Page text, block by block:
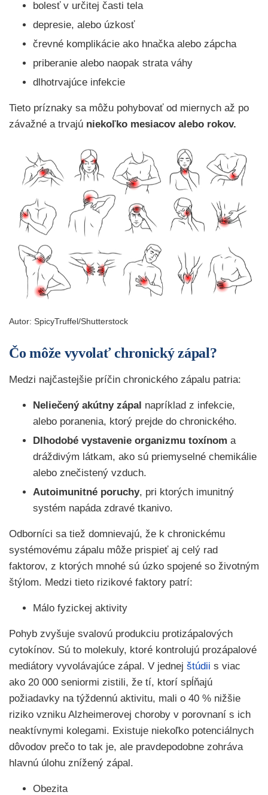
bolesť v určitej časti tela
depresie, alebo úzkosť
črevné komplikácie ako hnačka alebo zápcha
priberanie alebo naopak strata váhy
dlhotrvajúce infekcie
Tieto príznaky sa môžu pohybovať od miernych až po
závažné a trvajú niekoľko mesiacov alebo rokov.
Autor: SpicyTruffel/Shutterstock
Čo môže vyvolať chronický zápal?
Medzi najčastejšie príčin chronického zápalu patria:
Neliečený akútny zápal napríklad z infekcie,
alebo poranenia, ktorý prejde do chronického.
Dlhodobé vystavenie organizmu toxínom a
dráždivým látkam, ako sú priemyselné chemikálie
alebo znečistený vzduch.
Autoimunitné poruchy, pri ktorých imunitný
systém napáda zdravé tkanivo.
Odborníci sa tiež domnievajú, že k chronickému
systémovému zápalu môže prispieť aj celý rad
faktorov, z ktorých mnohé sú úzko spojené so životným
štýlom. Medzi tieto rizikové faktory patrí:
Málo fyzickej aktivity
Pohyb zvyšuje svalovú produkciu protizápalových
cytokínov. Sú to molekuly, ktoré kontrolujú prozápalové
mediátory vyvolávajúce zápal. V jednej štúdii s viac
ako 20 000 seniormi zistili, že tí, ktorí spĺňajú
požiadavky na týždennú aktivitu, mali o 40 % nižšie
riziko vzniku Alzheimerovej choroby v porovnaní s ich
neaktívnymi kolegami. Existuje niekoľko potenciálnych
dôvodov prečo to tak je, ale pravdepodobne zohráva
hlavnú úlohu znížený zápal.
Obezita